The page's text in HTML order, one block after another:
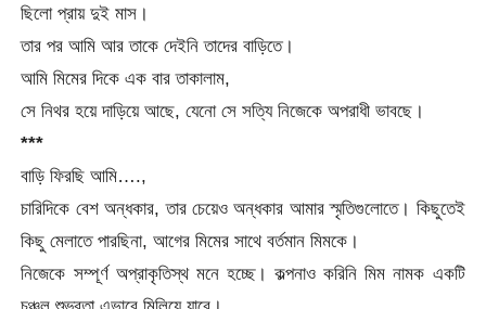
ছিলো প্রায় দুই মাস।
তার পর আমি আর তাকে দেইনি তাদের বাড়িতে।
আমি মিমের দিকে এক বার তাকালাম,
সে নিথর হয়ে দাড়িয়ে আছে, যেনো সে সত্যি নিজেকে অপরাধী ভাবছে।
***
বাড়ি ফিরছি আমি….,
চারিদিকে বেশ অন্ধকার, তার চেয়েও অন্ধকার আমার স্মৃতিগুলোতে। কিছুতেই
কিছু মেলাতে পারছিনা, আগের মিমের সাথে বর্তমান মিমকে।
নিজেকে সম্পূর্ণ অপ্রাকৃতিস্থ মনে হচ্ছে। কল্পনাও করিনি মিম নামক একটি